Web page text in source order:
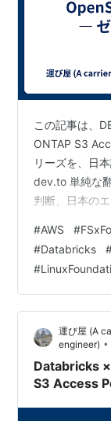
この記事は、
ONTAP S3
リーズを、日
dev.to 単純な
判断、日本の
OpenSharing
ホスト）の
ONTAP S3
#AWS #
#Databricks
#
運び屋 (A
engineer) •
Databricks
S3 Access